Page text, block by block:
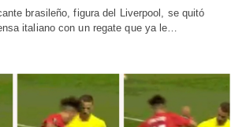
brasileño, figura del Liverpool, se quitó
italiano con un regate que ya le…